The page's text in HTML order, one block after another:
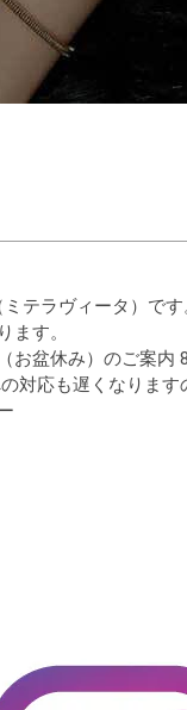
テラヴィータ）で
土日祝日
盆休み）のご案
対応も遅くなりま